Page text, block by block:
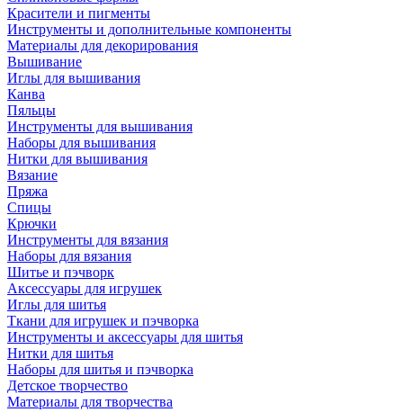
Красители и пигменты
Инструменты и дополнительные компоненты
Материалы для декорирования
Вышивание
Иглы для вышивания
Канва
Пяльцы
Инструменты для вышивания
Наборы для вышивания
Нитки для вышивания
Вязание
Пряжа
Спицы
Крючки
Инструменты для вязания
Наборы для вязания
Шитье и пэчворк
Аксессуары для игрушек
Иглы для шитья
Ткани для игрушек и пэчворка
Инструменты и аксессуары для шитья
Нитки для шитья
Наборы для шитья и пэчворка
Детское творчество
Материалы для творчества